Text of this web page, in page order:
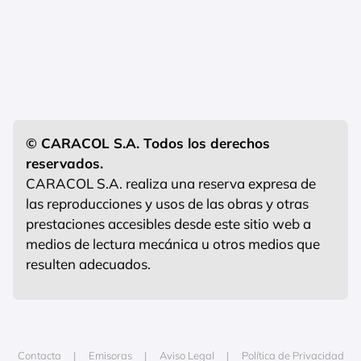
© CARACOL S.A. Todos los derechos
reservados.
CARACOL S.A. realiza una reserva expresa de
las reproducciones y usos de las obras y otras
prestaciones accesibles desde este sitio web a
medios de lectura mecánica u otros medios que
resulten adecuados.
Contacta Emisoras Aviso Legal Política de Privacidad